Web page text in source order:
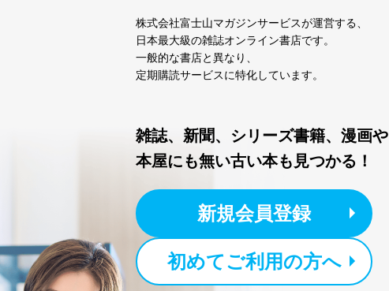
株式会社富士山マガジンサービスが運営する、
日本最大級の雑誌オンライン書店です。
一般的な書店と異なり、
定期購読サービスに特化しています。
雑誌、新聞、シリーズ書籍、漫画や
本屋にも無い古い本も見つかる！
新規会員登録
初めてご利用の方へ